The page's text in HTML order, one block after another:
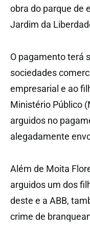
obra do parque de
Jardim da
O pagamento terá
sociedades
empresarial e ao
Ministério Público
arguidos no
alegadamente
Além de Moita
arguidos um dos
deste e a ABB,
crime de